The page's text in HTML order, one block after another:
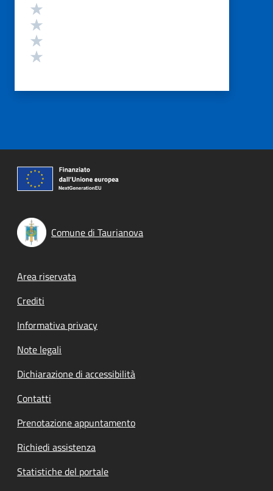
Comune di Taurianova
Footer menu
Area riservata
Crediti
Informativa privacy
Note legali
Dichiarazione di accessibilità
Contatti
Prenotazione appuntamento
Richiedi assistenza
Statistiche del portale